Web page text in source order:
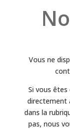
Vous ne
Si vous
directement
dans la
pas, nous